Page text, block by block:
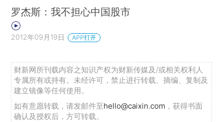
罗杰斯：我不担心中国股市
2012年09月19日 APP打开
财新网所刊载内容之知识产权为财新传媒及/或相关权利人
专属所有或持有。未经许可，禁止进行转载、摘编、复制及
建立镜像等任何使用。
如有意愿转载，请发邮件至hello@caixin.com ，获得书面
确认及授权后，方可转载。